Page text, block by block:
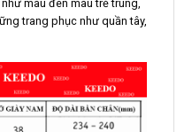
màu đen màu trẻ trung,
trang phục như quần tây,